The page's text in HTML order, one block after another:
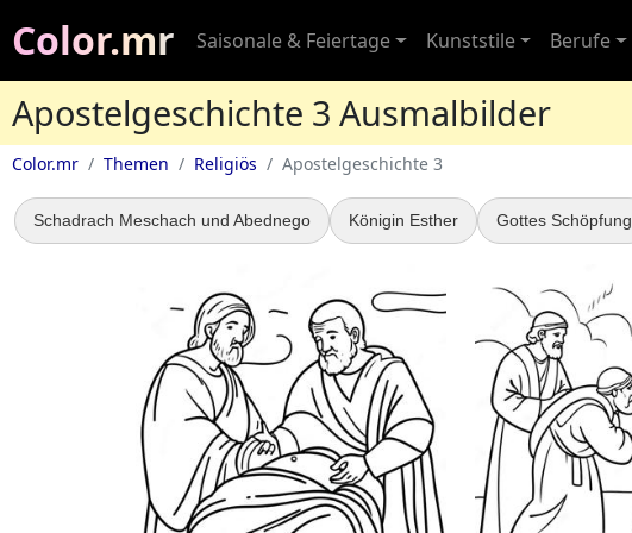
Color.mr Saisonale & Feiertage Kunststile Berufe
Apostelgeschichte 3 Ausmalbilder
Color.mr Themen Religiös Apostelgeschichte 3
Schadrach Meschach und Abednego Königin Esther Gottes Schöpfung